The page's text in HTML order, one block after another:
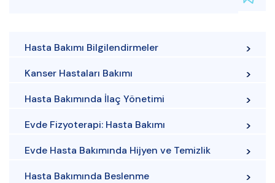
Hasta Bakımı Bilgilendirmeler
Kanser Hastaları Bakımı
Hasta Bakımında İlaç Yönetimi
Evde Fizyoterapi: Hasta Bakımı
Evde Hasta Bakımında Hijyen ve Temizlik
Hasta Bakımında Beslenme